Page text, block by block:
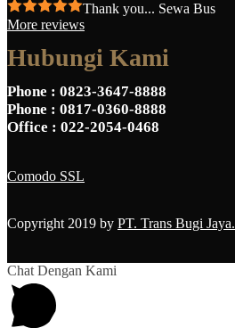
Thank you... Sewa Bus
More reviews
Hubungi Kami
Phone : 0823-3647-8888
Phone : 0817-0360-8888
Office : 022-2054-0468
Comodo SSL
Copyright 2019 by PT. Trans Bugi Jaya.
Chat Dengan Kami